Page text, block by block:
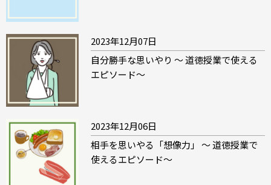
2023年12月07日
自分勝手な思いやり ～ 道徳授業で使える
エピソード～
2023年12月06日
相手を思いやる「想像力」 ～ 道徳授業で
使えるエピソード～